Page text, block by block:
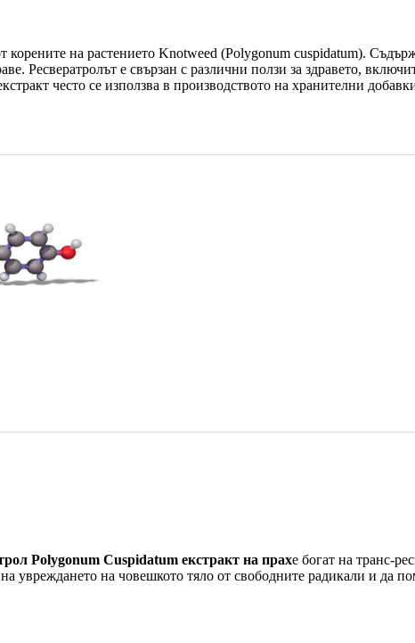
корените на растението Knotweed (Polygonum cuspidatum).
Ресвератролът е свързан с различни ползи за здравето,
често се използва в производството на хранителни
Polygonum Cuspidatum екстракт на прахе богат на транс-
увреждането на човешкото тяло от свободните радикали и да